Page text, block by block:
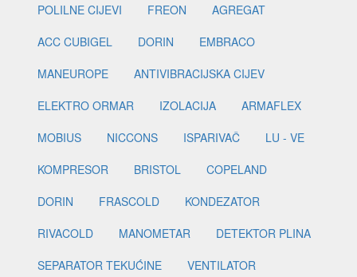
POLILNE CIJEVI
FREON
AGREGAT
ACC CUBIGEL
DORIN
EMBRACO
MANEUROPE
ANTIVIBRACIJSKA CIJEV
ELEKTRO ORMAR
IZOLACIJA
ARMAFLEX
MOBIUS
NICCONS ISPARIVAČ
LU - VE
KOMPRESOR
BRISTOL
COPELAND
DORIN
FRASCOLD
KONDEZATOR
RIVACOLD
MANOMETAR
DETEKTOR PLINA
SEPARATOR TEKUĆINE
VENTILATOR